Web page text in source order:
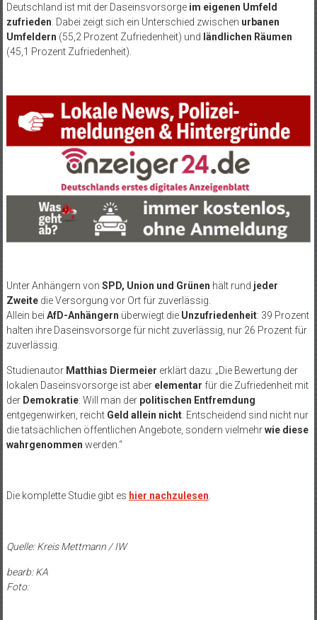
Deutschland ist mit der Daseinsvorsorge im eigenen Umfeld
zufrieden . Dabei zeigt sich ein Unterschied zwischen urbanen
Umfeldern (55,2 Prozent Zufriedenheit) und ländlichen Räumen
(45,1 Prozent Zufriedenheit).
Unter Anhängern von SPD, Union und Grünen hält rund jeder
Zweitedie Versorgung vor Ort für zuverlässig.
Allein bei AfD-Anhängern überwiegt die Unzufriedenheit: 39 Prozent
halten ihre Daseinsvorsorge für nicht zuverlässig, nur 26 Prozent für
zuverlässig.
Studienautor Matthias Diermeier erklärt dazu: „Die Bewertung der
lokalen Daseinsvorsorge ist aber elementar für die Zufriedenheit mit
der Demokratie: Will man der politischen Entfremdung
entgegenwirken, reicht Geld allein nicht. Entscheidend sind nicht nur
die tatsächlichen öffentlichen Angebote, sondern vielmehrwie diese
wahrgenommen werden.“
Die komplette Studie gibt es hier nachzulesen
Quelle: Kreis Mettmann / IW
bearb: KA
Foto: